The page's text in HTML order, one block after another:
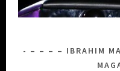
– – – – IBRAHIM